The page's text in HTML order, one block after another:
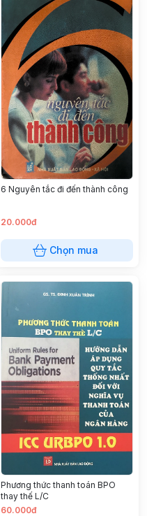
6 Nguyên tắc đi đến thành công
20.000đ
Chọn mua
Phương thức thanh toán BPO
thay thế L/C
60.000đ